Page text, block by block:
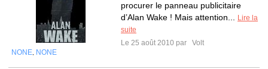
procurer le panneau publicitaire
d’Alan Wake ! Mais attention...
Lire la
suite
Le 25 août 2010 par
Volt
NONE NONE